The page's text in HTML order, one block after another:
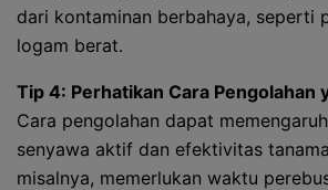
dari kontaminan berbahaya, seperti
logam berat.
Tip 4: Perhatikan Cara Pengolahan
Cara pengolahan dapat
senyawa aktif dan efektivitas
misalnya, memerlukan waktu